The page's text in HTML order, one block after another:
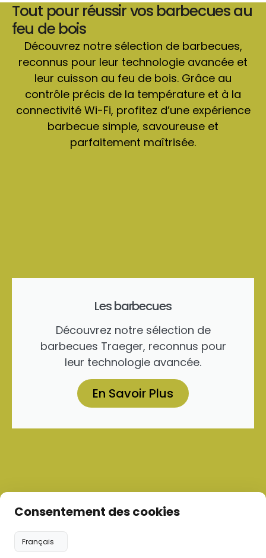
Tout pour réussir vos barbecues au
feu de bois
Découvrez notre sélection de barbecues,
reconnus pour leur technologie avancée et
leur cuisson au feu de bois. Grâce au
contrôle précis de la température et à la
connectivité Wi-Fi, profitez d’une expérience
barbecue simple, savoureuse et
parfaitement maîtrisée.
Les barbecues
Découvrez notre sélection de
barbecues Traeger, reconnus pour
leur technologie avancée.
En Savoir Plus
Consentement des cookies